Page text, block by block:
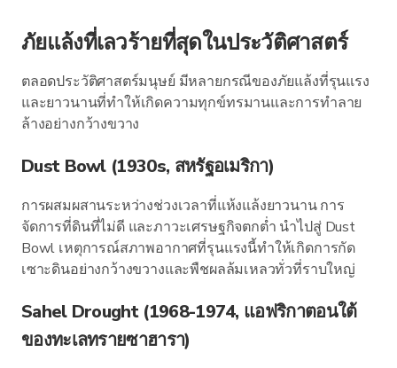
ภัยแล้งที่เลวร้ายที่สุดในประวัติศาสตร์
ตลอดประวัติศาสตร์มนุษย์ มีหลายกรณีของภัยแล้งที่รุนแรง
และยาวนานที่ทำให้เกิดความทุกข์ทรมานและการทำลาย
ล้างอย่างกว้างขวาง
Dust Bowl (1930s, สหรัฐอเมริกา)
การผสมผสานระหว่างช่วงเวลาที่แห้งแล้งยาวนาน การ
จัดการที่ดินที่ไม่ดี และภาวะเศรษฐกิจตกต่ำ นำไปสู่ Dust
Bowl เหตุการณ์สภาพอากาศที่รุนแรงนี้ทำให้เกิดการกัด
เซาะดินอย่างกว้างขวางและพืชผลล้มเหลวทั่วที่ราบใหญ่
Sahel Drought (1968-1974, แอฟริกาตอนใต้
ของทะเลทรายซาฮารา)